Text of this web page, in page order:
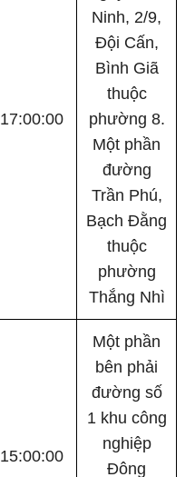
17:00:00
Ninh, 2/9,
Đội Cấn,
Bình Giã
thuộc
phường 8.
Một phần
đường
Trần Phú,
Bạch Đằng
thuộc
phường
Thắng Nhì
15:00:00
Một phần
bên phải
đường số
1 khu công
nghiệp
Đông